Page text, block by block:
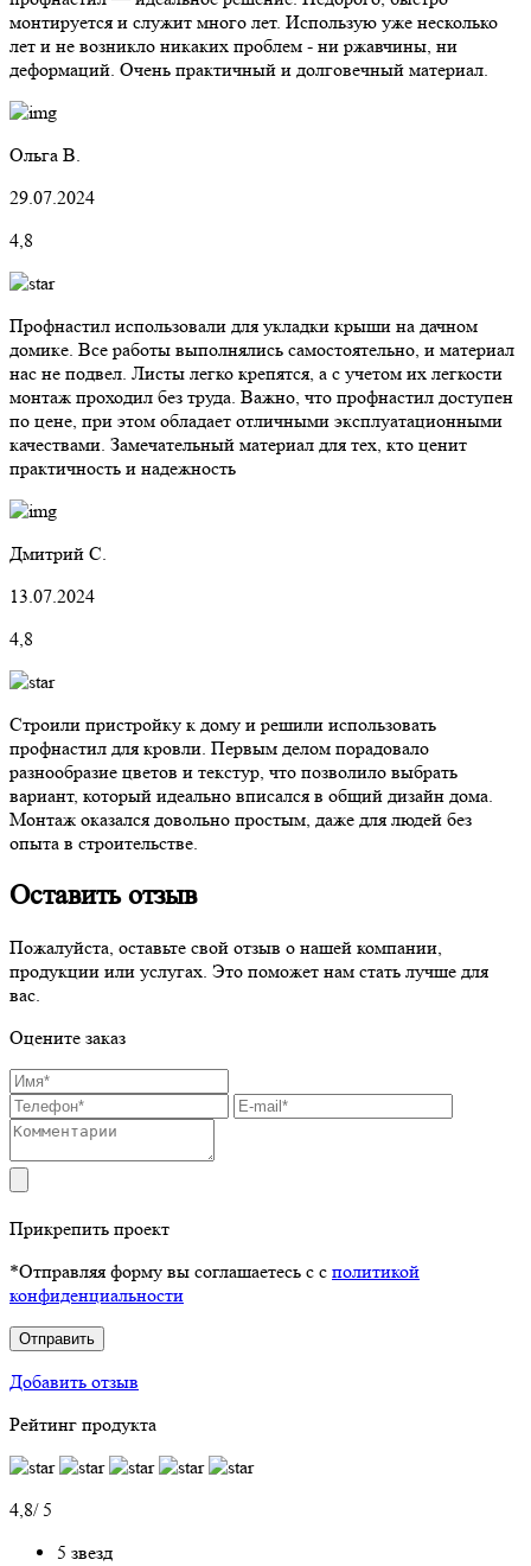
монтируется и служит много лет. Использую уже несколько
лет и не возникло никаких проблем - ни ржавчины, ни
деформаций. Очень практичный и долговечный материал.
Ольга В.
29.07.2024
4,8
Профнастил использовали для укладки крыши на дачном
домике. Все работы выполнялись самостоятельно, и материал
нас не подвел. Листы легко крепятся, а с учетом их легкости
монтаж проходил без труда. Важно, что профнастил доступен
по цене, при этом обладает отличными эксплуатационными
качествами. Замечательный материал для тех, кто ценит
практичность и надежность
Дмитрий С.
13.07.2024
4,8
Строили пристройку к дому и решили использовать
профнастил для кровли. Первым делом порадовало
разнообразие цветов и текстур, что позволило выбрать
вариант, который идеально вписался в общий дизайн дома.
Монтаж оказался довольно простым, даже для людей без
опыта в строительстве.
Оставить отзыв
Пожалуйста, оставьте свой отзыв о нашей компании,
продукции или услугах. Это поможет нам стать лучше для
вас.
Оцените заказ
Прикрепить проект
*Отправляя форму вы соглашаетесь с с политикой
конфиденциальности
Отправить
Добавить отзыв
Рейтинг продукта
4,8/ 5
5 звезд